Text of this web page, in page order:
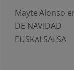
Mayte Alonso
DE NAVIDAD
EUSKALSALSA